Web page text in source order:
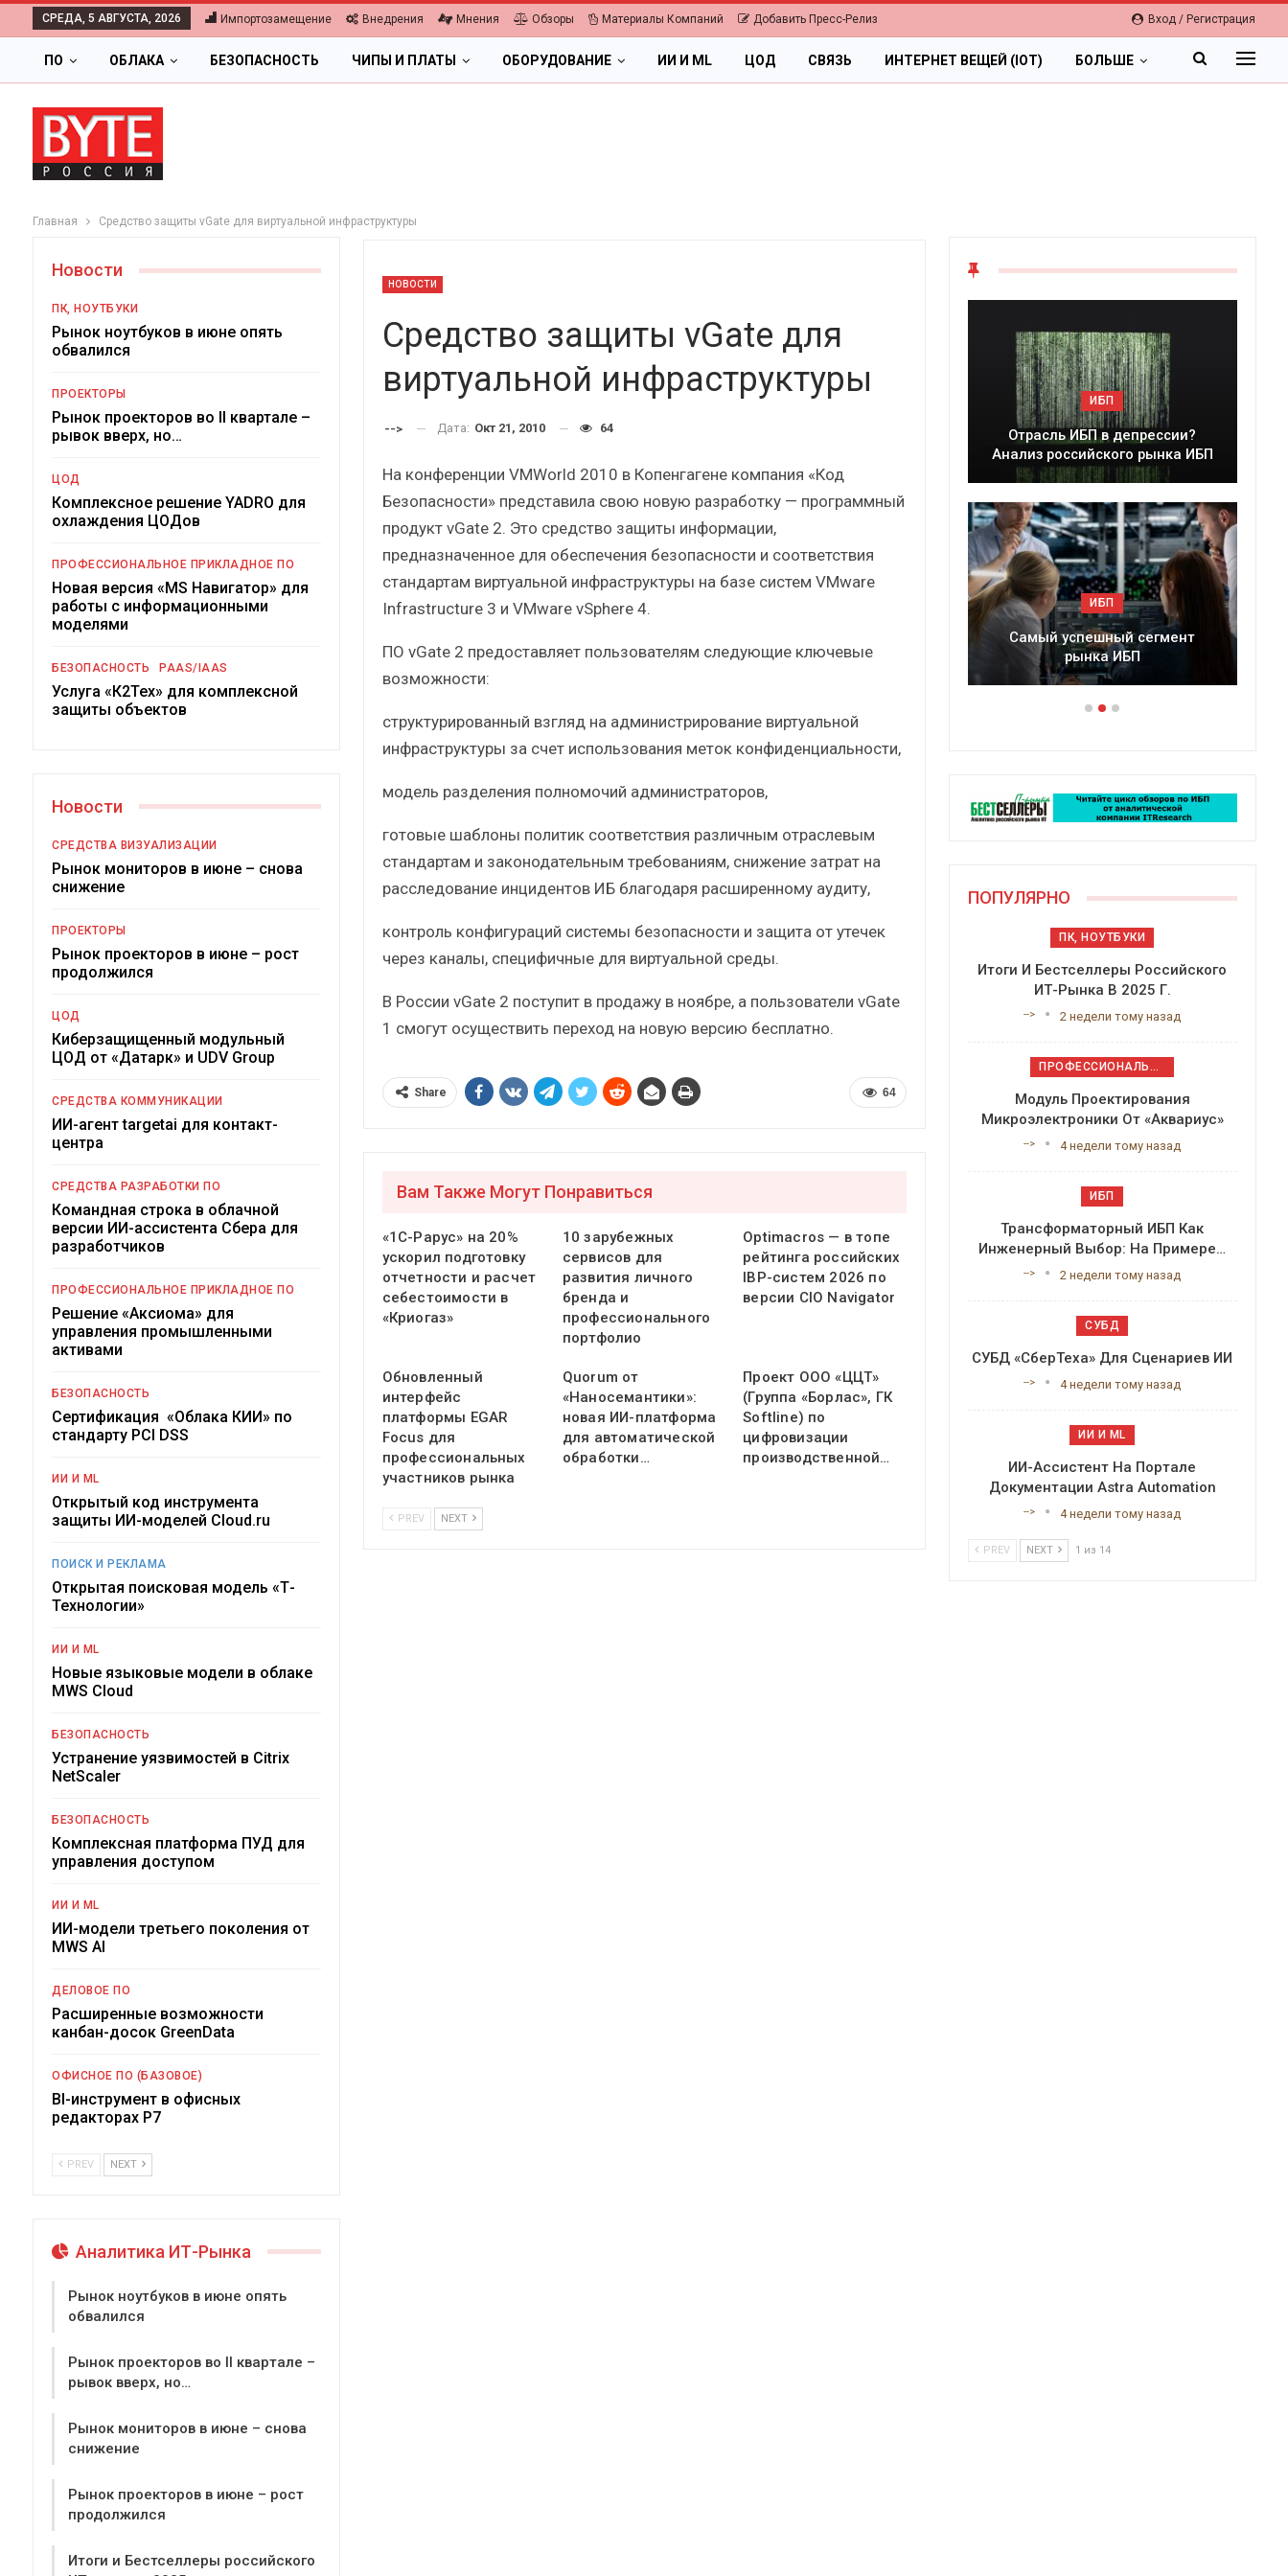
Вход / Регистрация
СРЕДА, 5 АВГУСТА, 2026 Импортозамещение Внедрения Мнения Обзоры Материалы Компаний Добавить Пресс-Релиз
ПО ОБЛАКА БЕЗОПАСНОСТЬ ЧИПЫ И ПЛАТЫ ОБОРУДОВАНИЕ ИИ И ML ЦОД СВЯЗЬ ИНТЕРНЕТ ВЕЩЕЙ (IOT) БОЛЬШЕ
Главная Средство защиты vGate для виртуальной инфраструктуры
НОВОСТИ
Средство защиты vGate для
виртуальной инфраструктуры
--> Дата: Окт 21, 2010 64
На конференции VMWorld 2010 в Копенгагене компания «Код
Безопасности» представила свою новую разработку — программный
продукт vGate 2. Это средство защиты информации,
предназначенное для обеспечения безопасности и соответствия
стандартам виртуальной инфраструктуры на базе систем VMware
Infrastructure 3 и VMware vSphere 4.
ПО vGate 2 предоставляет пользователям следующие ключевые
возможности:
структурированный взгляд на администрирование виртуальной
инфраструктуры за счет использования меток конфиденциальности,
модель разделения полномочий администраторов,
готовые шаблоны политик соответствия различным отраслевым
стандартам и законодательным требованиям, снижение затрат на
расследование инцидентов ИБ благодаря расширенному аудиту,
контроль конфигураций системы безопасности и защита от утечек
через каналы, специфичные для виртуальной среды.
В России vGate 2 поступит в продажу в ноябре, а пользователи vGate
1 смогут осуществить переход на новую версию бесплатно.
64
Share
Вам Также Могут Понравиться
«1С-Рарус» на 20%
ускорил подготовку
отчетности и расчет
себестоимости в
«Криогаз»
10 зарубежных
сервисов для
развития личного
бренда и
профессионального
портфолио
Optimacros — в топе
рейтинга российских
IBP-систем 2026 по
версии CIO Navigator
Обновленный
интерфейс
платформы EGAR
Focus для
профессиональных
участников рынка
Quorum от
«Наносемантики»:
новая ИИ-платформа
для автоматической
обработки…
Проект ООО «ЦЦТ»
(Группа «Борлас», ГК
Softline) по
цифровизации
производственной…
PREV NEXT
Новости
ПК, НОУТБУКИ
Рынок ноутбуков в июне опять
обвалился
ПРОЕКТОРЫ
Рынок проекторов во II квартале –
рывок вверх, но…
ЦОД
Комплексное решение YADRO для
охлаждения ЦОДов
ПРОФЕССИОНАЛЬНОЕ ПРИКЛАДНОЕ ПО
Новая версия «MS Навигатор» для
работы с информационными
моделями
БЕЗОПАСНОСТЬ PAAS/IAAS
Услуга «К2Тех» для комплексной
защиты объектов
Новости
СРЕДСТВА ВИЗУАЛИЗАЦИИ
Рынок мониторов в июне – снова
снижение
ПРОЕКТОРЫ
Рынок проекторов в июне – рост
продолжился
ЦОД
Киберзащищенный модульный
ЦОД от «Датарк» и UDV Group
СРЕДСТВА КОММУНИКАЦИИ
ИИ-агент targetai для контакт-
центра
СРЕДСТВА РАЗРАБОТКИ ПО
Командная строка в облачной
версии ИИ-ассистента Сбера для
разработчиков
ПРОФЕССИОНАЛЬНОЕ ПРИКЛАДНОЕ ПО
Решение «Аксиома» для
управления промышленными
активами
БЕЗОПАСНОСТЬ
Сертификация «Облака КИИ» по
стандарту PCI DSS
ИИ И ML
Открытый код инструмента
защиты ИИ-моделей Cloud.ru
ПОИСК И РЕКЛАМА
Открытая поисковая модель «Т-
Технологии»
ИИ И ML
Новые языковые модели в облаке
MWS Cloud
БЕЗОПАСНОСТЬ
Устранение уязвимостей в Citrix
NetScaler
БЕЗОПАСНОСТЬ
Комплексная платформа ПУД для
управления доступом
ИИ И ML
ИИ-модели третьего поколения от
MWS AI
ДЕЛОВОЕ ПО
Расширенные возможности
канбан-досок GreenData
ОФИСНОЕ ПО (БАЗОВОЕ)
BI-инструмент в офисных
редакторах Р7
PREV NEXT
Аналитика ИТ-Рынка
Рынок ноутбуков в июне опять
обвалился
Рынок проекторов во II квартале –
рывок вверх, но…
Рынок мониторов в июне – снова
снижение
Рынок проекторов в июне – рост
продолжился
Итоги и Бестселлеры российского
ОБЛАКА
Краткий статистический
ИБП
российский рынок ИБП?
ПК, НОУТБУКИ
Часть II.
ИБП
Отрасль ИБП в депрессии?
Анализ российского рынка ИБП
ИБП
Самый успешный сегмент
рынка ИБП
ПОПУЛЯРНО
ПК, НОУТБУКИ
Итоги И Бестселлеры Российского
ИТ-Рынка В 2025 Г.
--> 2 недели тому назад
ПРОФЕССИОНАЛЬНОЕ ПРИКЛАДНОЕ ПО
Модуль Проектирования
Микроэлектроники От «Аквариус»
--> 4 недели тому назад
ИБП
Трансформаторный ИБП Как
Инженерный Выбор: На Примере…
--> 2 недели тому назад
СУБД
СУБД «СберТеха» Для Сценариев ИИ
--> 4 недели тому назад
ИИ И ML
ИИ-Ассистент На Портале
Документации Astra Automation
--> 4 недели тому назад
PREV NEXT 1 из 14